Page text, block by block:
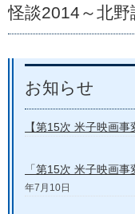
怪談2014～北野
お知らせ
【第15次 米子映画
「第15次 米子映画
年7月10日